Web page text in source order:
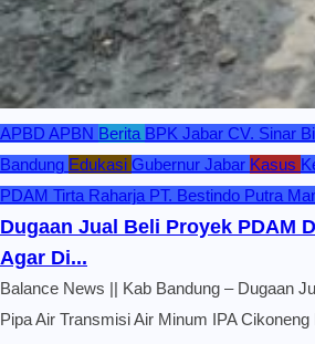
APBD APBN Berita BPK Jabar CV. Sinar
Bandung Edukasi Gubernur Jabar Kasus
PDAM Tirta Raharja PT. Bestindo Putra
Dugaan Jual Beli Proyek PDAM
Agar Di...
Balance News || Kab Bandung – Dugaan
Pipa Air Transmisi Air Minum IPA